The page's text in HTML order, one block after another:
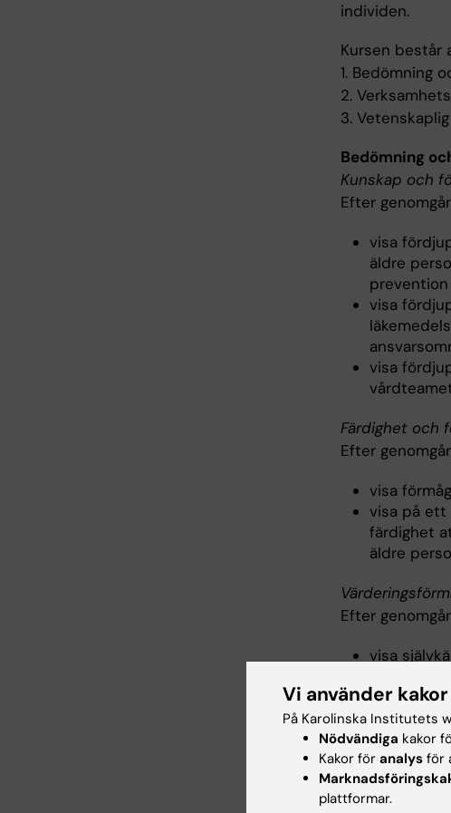
individen.
Kursen består
1. Bedömning
2.
3.
Bedömning
Kunskap och
Efter
visa
äldre
visa
visa
Färdighet och
Efter
visa
visa på ett
färdighet
äldre
Efter
visa
Färdighet och
Efter
visa
Vi använder
På Karolinska Institutets
Nödvändiga kakor
Kakor för analys för
plattformar.